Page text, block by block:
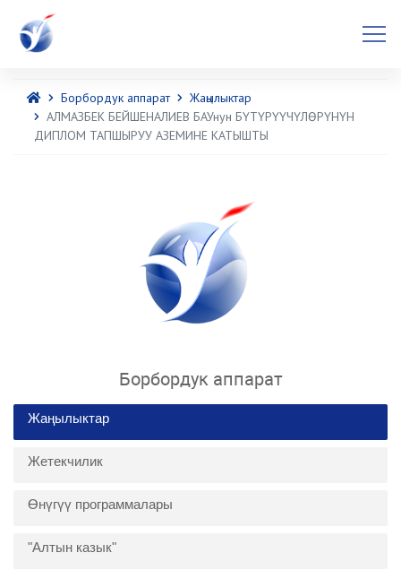
Борбордук аппарат
Жаңылыктар
АЛМАЗБЕК БЕЙШЕНАЛИЕВ БАУнун БҮТҮРҮҮЧҮЛӨРҮНҮН
ДИПЛОМ ТАПШЫРУУ АЗЕМИНЕ КАТЫШТЫ
Борбордук аппарат
Жаңылыктар
Жетекчилик
Өнүгүү программалары
"Алтын казык"